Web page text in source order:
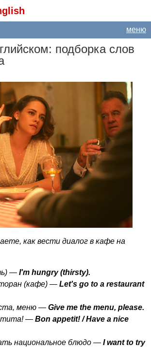
меню
подборка слов
как вести диалог в кафе на
— I'm hungry(thirsty).
(кафе) — Let's go to a restaurant
меню — Give me the menu, please.
— Bon appetit! /Have a nice
национальное блюдо — I want to try